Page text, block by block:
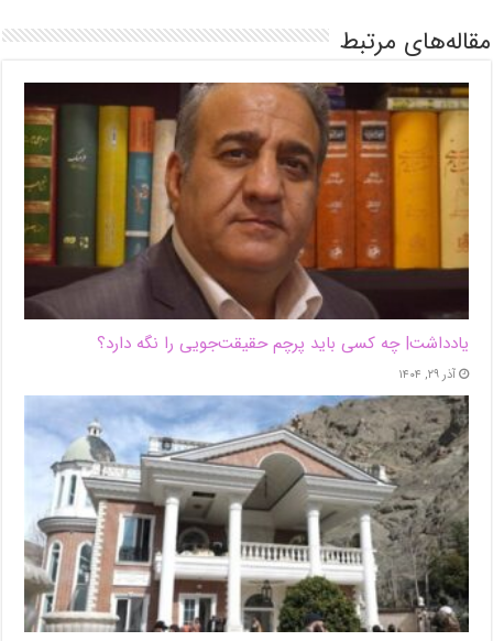
مقاله‌های مرتبط
یادداشت| ‌چه کسی باید پرچم حقیقت‌جویی را نگه دارد؟
آذر ۲۹, ۱۴۰۴